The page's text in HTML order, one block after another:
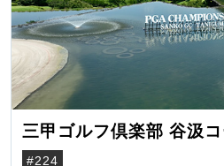
三甲ゴルフ倶楽部 谷汲
#224